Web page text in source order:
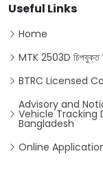
Useful Links
Home
MTK 2503D চিপযুক্ত
BTRC Licensed
Advisory and
Vehicle Tracking
Bangladesh
Online